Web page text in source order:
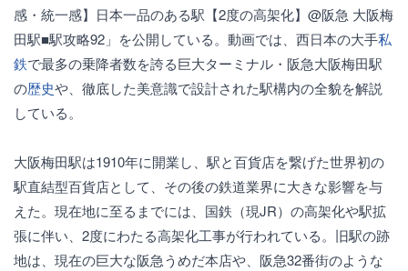
感・統一感】日本一品のある駅【2度の高架化】@阪急 大阪梅
田駅■駅攻略92」を公開している。動画では、西日本の大手私
鉄で最多の乗降者数を誇る巨大ターミナル・阪急大阪梅田駅
の歴史や、徹底した美意識で設計された駅構内の全貌を解説
している。
大阪梅田駅は1910年に開業し、駅と百貨店を繋げた世界初の
駅直結型百貨店として、その後の鉄道業界に大きな影響を与
えた。現在地に至るまでには、国鉄（現JR）の高架化や駅拡
張に伴い、2度にわたる高架化工事が行われている。旧駅の跡
地は、現在の巨大な阪急うめだ本店や、阪急32番街のような